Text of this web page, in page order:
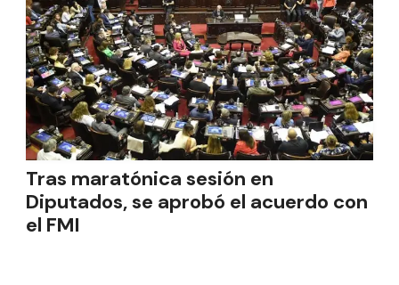
Tras maratónica sesión en
Diputados, se aprobó el acuerdo con
el FMI